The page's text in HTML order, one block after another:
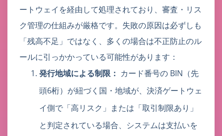
ートウェイを経由して処理されており、審査・リス
ク管理の仕組みが厳格です。失敗の原因は必ずしも
「残高不足」ではなく、多くの場合は不正防止のル
ールに引っかかっている可能性があります：
発行地域による制限： カード番号の BIN（先
頭6桁）が紐づく国・地域が、決済ゲートウェ
イ側で「高リスク」または「取引制限あり」
と判定されている場合、システムは支払いを